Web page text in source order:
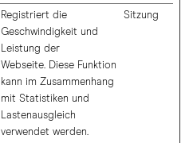
Registriert die
Geschwindigkeit und
Leistung der
Webseite. Diese Funktion
kann im Zusammenhang
mit Statistiken und
Lastenausgleich
verwendet werden.
Sitzung